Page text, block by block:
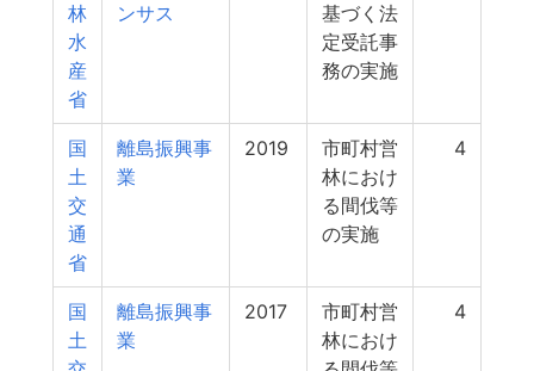
林
水
産
省
ンサス
基づく法
定受託事
務の実施
国
土
交
通
省
離島振興事
業
2019
市町村営
林におけ
る間伐等
の実施
4
国
土
離島振興事
業
2017
市町村営
林におけ
4